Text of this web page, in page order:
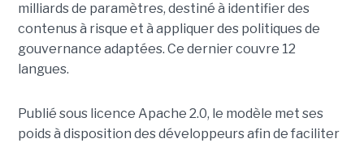
milliards de paramètres, destiné à identifier des
contenus à risque et à appliquer des politiques de
gouvernance adaptées. Ce derniercouvre 12
langues.
Publié sous licence Apache 2.0, le modèle met ses
poids à disposition des développeurs afin de faciliter